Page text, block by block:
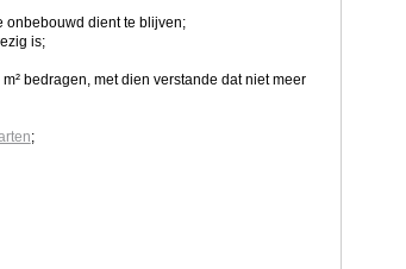
onbebouwd dient te blijven;
is;
bedragen, met dien verstande dat niet meer
;